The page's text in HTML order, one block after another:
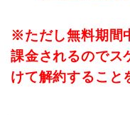
※ただし無料期間
課金されるのでス
けて解約すること